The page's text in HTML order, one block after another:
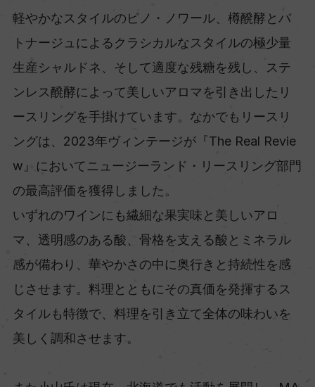
軽やかなスタイルのピノ・ノワール、樽醗酵とバ
トナージュによるクラシカルなスタイルの極少量
生産シャルドネ、そして適度な残糖を残し、ステ
ンレス醗酵によって美しいアロマを引き出したリ
ースリングを手掛けています。なかでもリースリ
ングは、2023年ヴィンテージが『The Real Revie
w』においてニュージーランド・リースリング部門
の最高評価を獲得しました。
いずれのワインにも繊細な果実味と美しいアロ
マ、透明感のある酸、骨格を支える酸とミネラル
感が備わり、華やかさの中に奥行きと持続性を感
じさせます。料理とともにその真価を発揮するス
タイルも特徴で、料理を引き立て全体の味わいを
美しく調和させます。